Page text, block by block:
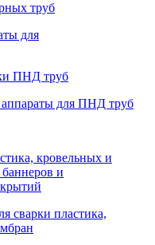
труб
для
ПНД труб
для ПНД труб
кровельных и
и
сварки пластика,